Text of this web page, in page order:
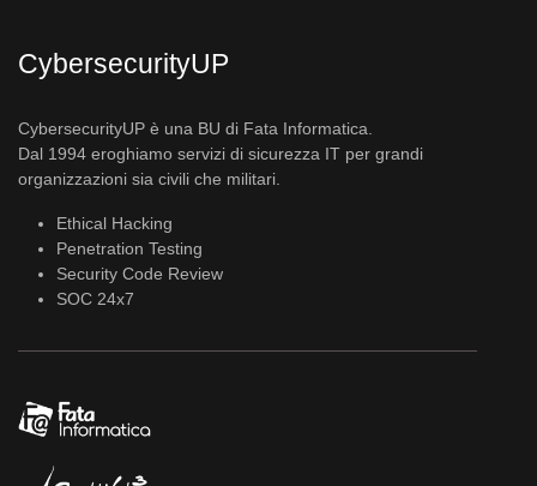
CybersecurityUP
CybersecurityUP è una BU di Fata Informatica.
Dal 1994 eroghiamo servizi di sicurezza IT per grandi
organizzazioni sia civili che militari.
Ethical Hacking
Penetration Testing
Security Code Review
SOC 24x7